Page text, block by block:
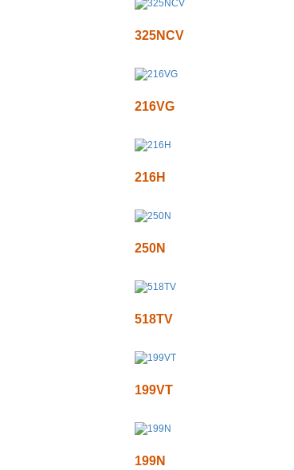
325NCV
216VG
216H
250N
518TV
199VT
199N